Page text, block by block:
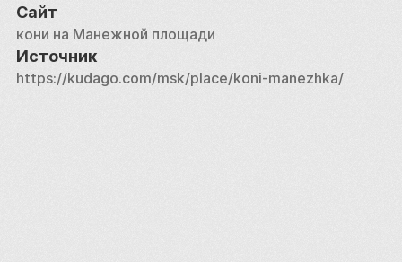
Сайт
кони на Манежной площади
Источник
https://kudago.com/msk/place/koni-manezhka/